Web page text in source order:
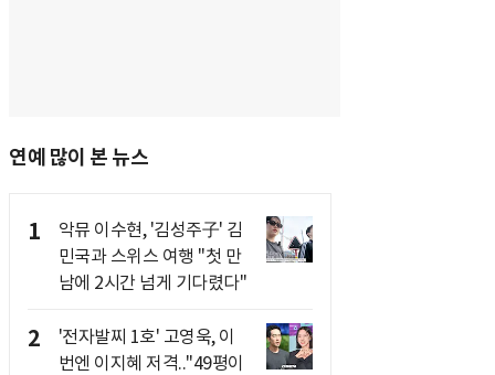
연예 많이 본 뉴스
1
악뮤 이수현, '김성주子' 김
민국과 스위스 여행 "첫 만
남에 2시간 넘게 기다렸다"
2
'전자발찌 1호' 고영욱, 이
번엔 이지혜 저격.."49평이